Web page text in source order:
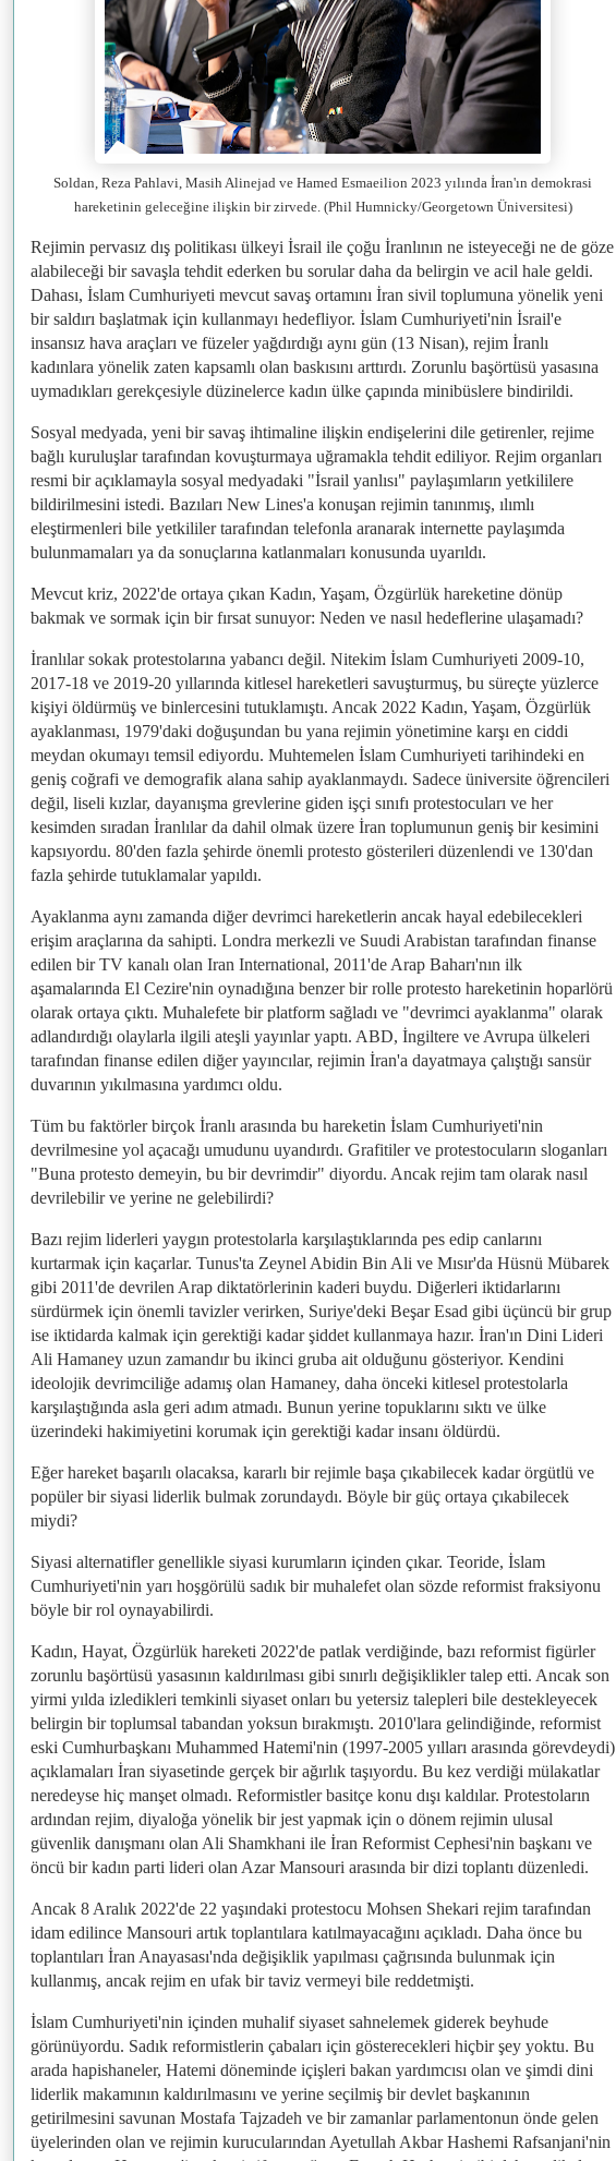
Soldan, Reza Pahlavi, Masih Alinejad ve Hamed Esmaeilion 2023 yılında İran'ın demokrasi
hareketinin geleceğine ilişkin bir zirvede. (Phil Humnicky/Georgetown Üniversitesi)
Rejimin pervasız dış politikası ülkeyi İsrail ile çoğu İranlının ne isteyeceği ne de göze
alabileceği bir savaşla tehdit ederken bu sorular daha da belirgin ve acil hale geldi.
Dahası, İslam Cumhuriyeti mevcut savaş ortamını İran sivil toplumuna yönelik yeni
bir saldırı başlatmak için kullanmayı hedefliyor. İslam Cumhuriyeti'nin İsrail'e
insansız hava araçları ve füzeler yağdırdığı aynı gün (13 Nisan), rejim İranlı
kadınlara yönelik zaten kapsamlı olan baskısını arttırdı. Zorunlu başörtüsü yasasına
uymadıkları gerekçesiyle düzinelerce kadın ülke çapında minibüslere bindirildi.
Sosyal medyada, yeni bir savaş ihtimaline ilişkin endişelerini dile getirenler, rejime
bağlı kuruluşlar tarafından kovuşturmaya uğramakla tehdit ediliyor. Rejim organları
resmi bir açıklamayla sosyal medyadaki "İsrail yanlısı" paylaşımların yetkililere
bildirilmesini istedi. Bazıları New Lines'a konuşan rejimin tanınmış, ılımlı
eleştirmenleri bile yetkililer tarafından telefonla aranarak internette paylaşımda
bulunmamaları ya da sonuçlarına katlanmaları konusunda uyarıldı.
Mevcut kriz, 2022'de ortaya çıkan Kadın, Yaşam, Özgürlük hareketine dönüp
bakmak ve sormak için bir fırsat sunuyor: Neden ve nasıl hedeflerine ulaşamadı?
İranlılar sokak protestolarına yabancı değil. Nitekim İslam Cumhuriyeti 2009-10,
2017-18 ve 2019-20 yıllarında kitlesel hareketleri savuşturmuş, bu süreçte yüzlerce
kişiyi öldürmüş ve binlercesini tutuklamıştı. Ancak 2022 Kadın, Yaşam, Özgürlük
ayaklanması, 1979'daki doğuşundan bu yana rejimin yönetimine karşı en ciddi
meydan okumayı temsil ediyordu. Muhtemelen İslam Cumhuriyeti tarihindeki en
geniş coğrafi ve demografik alana sahip ayaklanmaydı. Sadece üniversite öğrencileri
değil, liseli kızlar, dayanışma grevlerine giden işçi sınıfı protestocuları ve her
kesimden sıradan İranlılar da dahil olmak üzere İran toplumunun geniş bir kesimini
kapsıyordu. 80'den fazla şehirde önemli protesto gösterileri düzenlendi ve 130'dan
fazla şehirde tutuklamalar yapıldı.
Ayaklanma aynı zamanda diğer devrimci hareketlerin ancak hayal edebilecekleri
erişim araçlarına da sahipti. Londra merkezli ve Suudi Arabistan tarafından finanse
edilen bir TV kanalı olan Iran International, 2011'de Arap Baharı'nın ilk
aşamalarında El Cezire'nin oynadığına benzer bir rolle protesto hareketinin hoparlörü
olarak ortaya çıktı. Muhalefete bir platform sağladı ve "devrimci ayaklanma" olarak
adlandırdığı olaylarla ilgili ateşli yayınlar yaptı. ABD, İngiltere ve Avrupa ülkeleri
tarafından finanse edilen diğer yayıncılar, rejimin İran'a dayatmaya çalıştığı sansür
duvarının yıkılmasına yardımcı oldu.
Tüm bu faktörler birçok İranlı arasında bu hareketin İslam Cumhuriyeti'nin
devrilmesine yol açacağı umudunu uyandırdı. Grafitiler ve protestocuların sloganları
"Buna protesto demeyin, bu bir devrimdir" diyordu. Ancak rejim tam olarak nasıl
devrilebilir ve yerine ne gelebilirdi?
Bazı rejim liderleri yaygın protestolarla karşılaştıklarında pes edip canlarını
kurtarmak için kaçarlar. Tunus'ta Zeynel Abidin Bin Ali ve Mısır'da Hüsnü Mübarek
gibi 2011'de devrilen Arap diktatörlerinin kaderi buydu. Diğerleri iktidarlarını
sürdürmek için önemli tavizler verirken, Suriye'deki Beşar Esad gibi üçüncü bir grup
ise iktidarda kalmak için gerektiği kadar şiddet kullanmaya hazır. İran'ın Dini Lideri
Ali Hamaney uzun zamandır bu ikinci gruba ait olduğunu gösteriyor. Kendini
ideolojik devrimciliğe adamış olan Hamaney, daha önceki kitlesel protestolarla
karşılaştığında asla geri adım atmadı. Bunun yerine topuklarını sıktı ve ülke
üzerindeki hakimiyetini korumak için gerektiği kadar insanı öldürdü.
Eğer hareket başarılı olacaksa, kararlı bir rejimle başa çıkabilecek kadar örgütlü ve
popüler bir siyasi liderlik bulmak zorundaydı. Böyle bir güç ortaya çıkabilecek
miydi?
Siyasi alternatifler genellikle siyasi kurumların içinden çıkar. Teoride, İslam
Cumhuriyeti'nin yarı hoşgörülü sadık bir muhalefet olan sözde reformist fraksiyonu
böyle bir rol oynayabilirdi.
Kadın, Hayat, Özgürlük hareketi 2022'de patlak verdiğinde, bazı reformist figürler
zorunlu başörtüsü yasasının kaldırılması gibi sınırlı değişiklikler talep etti. Ancak son
yirmi yılda izledikleri temkinli siyaset onları bu yetersiz talepleri bile destekleyecek
belirgin bir toplumsal tabandan yoksun bırakmıştı. 2010'lara gelindiğinde, reformist
eski Cumhurbaşkanı Muhammed Hatemi'nin (1997-2005 yılları arasında görevdeydi)
açıklamaları İran siyasetinde gerçek bir ağırlık taşıyordu. Bu kez verdiği mülakatlar
neredeyse hiç manşet olmadı. Reformistler basitçe konu dışı kaldılar. Protestoların
ardından rejim, diyaloğa yönelik bir jest yapmak için o dönem rejimin ulusal
güvenlik danışmanı olan Ali Shamkhani ile İran Reformist Cephesi'nin başkanı ve
öncü bir kadın parti lideri olan Azar Mansouri arasında bir dizi toplantı düzenledi.
Ancak 8 Aralık 2022'de 22 yaşındaki protestocu Mohsen Shekari rejim tarafından
idam edilince Mansouri artık toplantılara katılmayacağını açıkladı. Daha önce bu
toplantıları İran Anayasası'nda değişiklik yapılması çağrısında bulunmak için
kullanmış, ancak rejim en ufak bir taviz vermeyi bile reddetmişti.
İslam Cumhuriyeti'nin içinden muhalif siyaset sahnelemek giderek beyhude
görünüyordu. Sadık reformistlerin çabaları için gösterecekleri hiçbir şey yoktu. Bu
arada hapishaneler, Hatemi döneminde içişleri bakan yardımcısı olan ve şimdi dini
liderlik makamının kaldırılmasını ve yerine seçilmiş bir devlet başkanının
getirilmesini savunan Mostafa Tajzadeh ve bir zamanlar parlamentonun önde gelen
üyelerinden olan ve rejimin kurucularından Ayetullah Akbar Hashemi Rafsanjani'nin